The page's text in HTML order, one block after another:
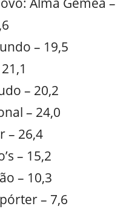
– 19,5
– 20,2
– 24,0
– 26,4
– 15,2
– 10,3
– 7,6